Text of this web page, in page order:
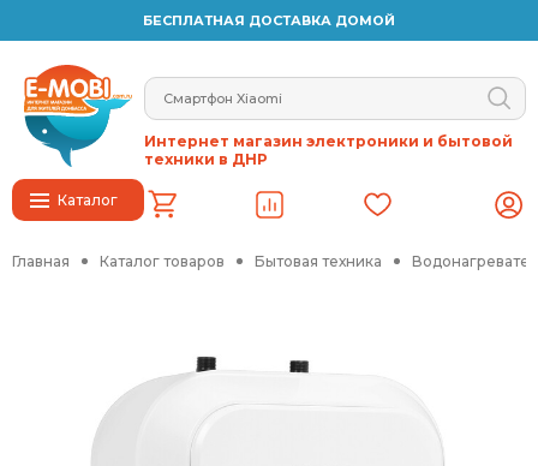
БЕСПЛАТНАЯ ДОСТАВКА ДОМОЙ
Каталог
Интернет магазин электроники и бытовой
техники в ДНР
Главная Каталог товаров Бытовая техника